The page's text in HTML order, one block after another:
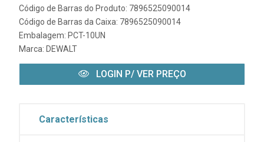
Código de Barras do Produto: 7896525090014
Código de Barras da Caixa: 7896525090014
Embalagem: PCT-10UN
Marca: DEWALT
LOGIN P/ VER PREÇO
Características